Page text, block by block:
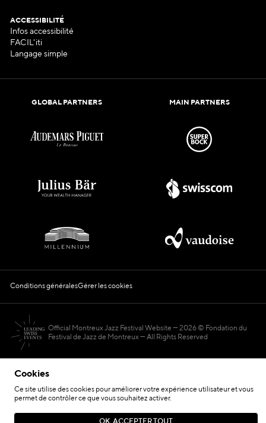
Cookies
Ce site utilise des cookies pour améliorer votre expérience utilisateur et vous
permet de contrôler ce que vous souhaitez activer.
ACCESSIBILITÉ
Infos accessibilité
FACIL'iti
Langage simple
GLOBAL PARTNERS MAIN PARTNERS
Conditions généralesGérer les cookies
Official Montreux Jazz Festival Website
2026 © Fondation du
Festival de Jazz de Montreux — All Rights Reserved
Hosted by